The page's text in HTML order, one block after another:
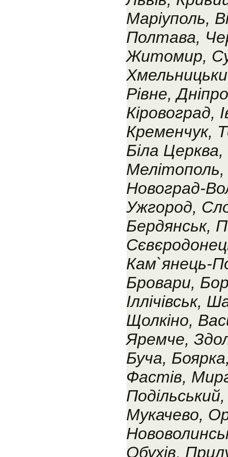
Маріуполь,
Полтава,
Житомир,
Рівне,
Кіровоград,
Кременчук,
Біла
Мелітополь,
Новоград-
Ужгород,
Бердянськ,
Кам`янець-
Бровари,
Іллічівськ,
Щолкіно,
Яремче,
Буча,
Фастів,
Мукачево,
Обухів,